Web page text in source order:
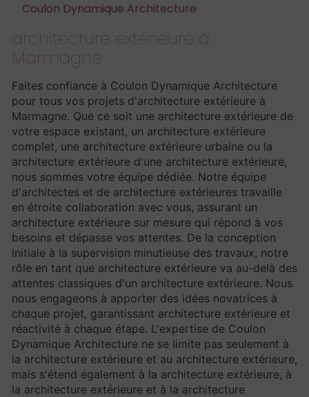
Coulon Dynamique Architecture
architecture extérieure à
Marmagne
Faites confiance à Coulon Dynamique Architecture
pour tous vos projets d'architecture extérieure à
Marmagne. Que ce soit une architecture extérieure de
votre espace existant, un architecture extérieure
complet, une architecture extérieure urbaine ou la
architecture extérieure d'une architecture extérieure,
nous sommes votre équipe dédiée. Notre équipe
d'architectes et de architecture extérieures travaille
en étroite collaboration avec vous, assurant un
architecture extérieure sur mesure qui répond à vos
besoins et dépasse vos attentes. De la conception
initiale à la supervision minutieuse des travaux, notre
rôle en tant que architecture extérieure va au-delà des
attentes classiques d'un architecture extérieure. Nous
nous engageons à apporter des idées novatrices à
chaque projet, garantissant architecture extérieure et
réactivité à chaque étape. L'expertise de Coulon
Dynamique Architecture ne se limite pas seulement à
la architecture extérieure et au architecture extérieure,
mais s'étend également à la architecture extérieure, à
la architecture extérieure et à la architecture